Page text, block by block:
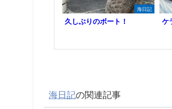
海日記
久しぶりのボート！ ケ
海日記の関連記事